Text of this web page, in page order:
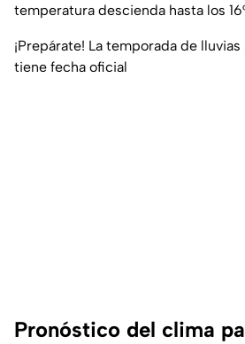
temperatura descienda hasta los
¡Prepárate! La temporada de
tiene fecha oficial
Pronóstico del clima